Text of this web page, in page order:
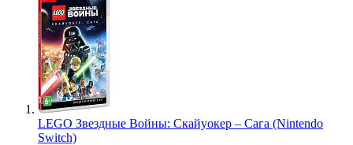
LEGO Звездные Войны: Скайуокер – Сага (Nintendo
Switch)